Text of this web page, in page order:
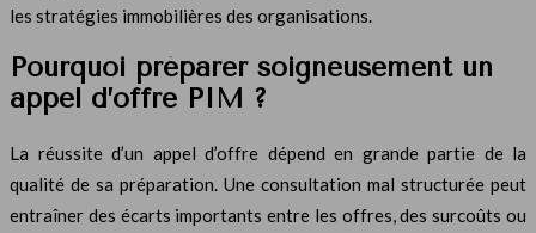
les stratégies immobilières des organisations.
Pourquoi préparer soigneusement un
appel d’offre PIM ?
La réussite d’un appel d’offre dépend en grande partie de la
qualité de sa préparation. Une consultation mal structurée peut
entraîner des écarts importants entre les offres, des surcoûts ou